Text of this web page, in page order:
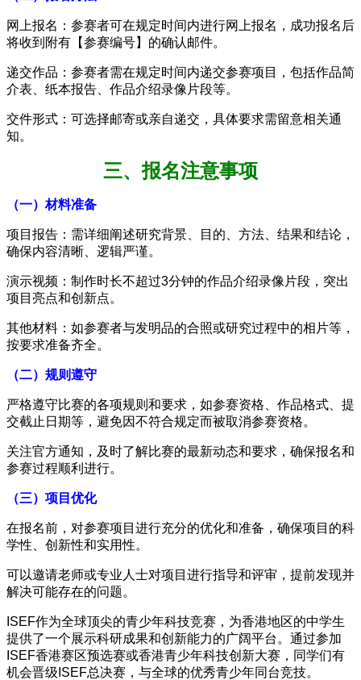
网上报名：参赛者可在规定时间内进行网上报名，成功报名后
将收到附有【参赛编号】的确认邮件。
递交作品：参赛者需在规定时间内递交参赛项目，包括作品简
介表、纸本报告、作品介绍录像片段等。
交件形式：可选择邮寄或亲自递交，具体要求需留意相关通
知。
三、报名注意事项
（一）材料准备
项目报告：需详细阐述研究背景、目的、方法、结果和结论，
确保内容清晰、逻辑严谨。
演示视频：制作时长不超过3分钟的作品介绍录像片段，突出
项目亮点和创新点。
其他材料：如参赛者与发明品的合照或研究过程中的相片等，
按要求准备齐全。
（二）规则遵守
严格遵守比赛的各项规则和要求，如参赛资格、作品格式、提
交截止日期等，避免因不符合规定而被取消参赛资格。
关注官方通知，及时了解比赛的最新动态和要求，确保报名和
参赛过程顺利进行。
（三）项目优化
在报名前，对参赛项目进行充分的优化和准备，确保项目的科
学性、创新性和实用性。
可以邀请老师或专业人士对项目进行指导和评审，提前发现并
解决可能存在的问题。
ISEF作为全球顶尖的青少年科技竞赛，为香港地区的中学生
提供了一个展示科研成果和创新能力的广阔平台。通过参加
ISEF香港赛区预选赛或香港青少年科技创新大赛，同学们有
机会晋级ISEF总决赛，与全球的优秀青少年同台竞技。